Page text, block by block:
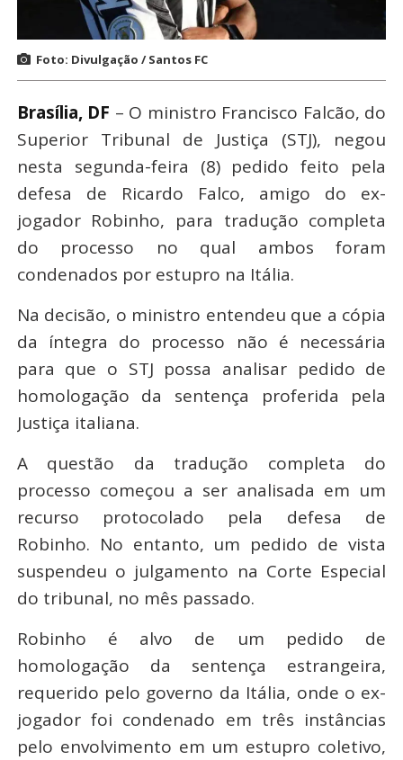
Foto: Divulgação / Santos FC
Brasília, DF – O ministro Francisco Falcão, do
Superior Tribunal de Justiça (STJ), negou
nesta segunda-feira (8) pedido feito pela
defesa de Ricardo Falco, amigo do ex-
jogador Robinho, para tradução completa
do processo no qual ambos foram
condenados por estupro na Itália.
Na decisão, o ministro entendeu que a cópia
da íntegra do processo não é necessária
para que o STJ possa analisar pedido de
homologação da sentença proferida pela
Justiça italiana.
A questão da tradução completa do
processo começou a ser analisada em um
recurso protocolado pela defesa de
Robinho. No entanto, um pedido de vista
suspendeu o julgamento na Corte Especial
do tribunal, no mês passado.
Robinho é alvo de um pedido de
homologação da sentença estrangeira,
requerido pelo governo da Itália, onde o ex-
jogador foi condenado em três instâncias
pelo envolvimento em um estupro coletivo,